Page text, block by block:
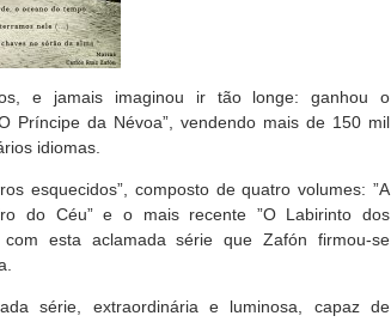
e jamais imaginou ir tão longe: ganhou o
Príncipe da Névoa”, vendendo mais de 150 mil
idiomas.
esquecidos”, composto de quatro volumes: ”A
do Céu” e o mais recente ”O Labirinto dos
esta aclamada série que Zafón firmou-se
série, extraordinária e luminosa, capaz de